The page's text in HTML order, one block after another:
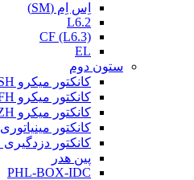
اِس اِم (SM)
L6.2
CF (L6.3)
EL
ستون دوم
کانکتور میکرو 1MM SH
کانکتور میکرو 1.25MM FH
کانکتور میکرو 1.5MM ZH
کانکتور مینیاتوری 2MM PH
کانکتور دزدگیری XH
پین هدر
PHL-BOX-IDC